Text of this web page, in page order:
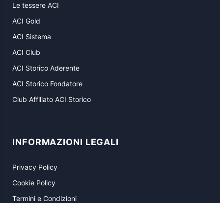
Le tessere ACI
ACI Gold
ACI Sistema
ACI Club
ACI Storico Aderente
ACI Storico Fondatore
Club Affiliato ACI Storico
INFORMAZIONI LEGALI
Privacy Policy
Cookie Policy
Termini e Condizioni